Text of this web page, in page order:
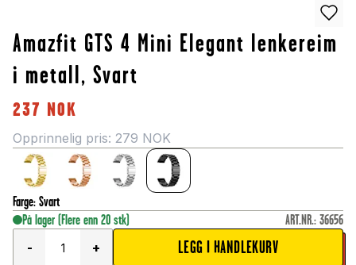
Amazfit GTS 4 Mini Elegant lenkereim
i metall, Svart
237 NOK
Opprinnelig pris: 279 NOK
Farge: Svart
På lager (Flere enn 20 stk) ART.NR.: 36656
-
+ LEGG I HANDLEKURV